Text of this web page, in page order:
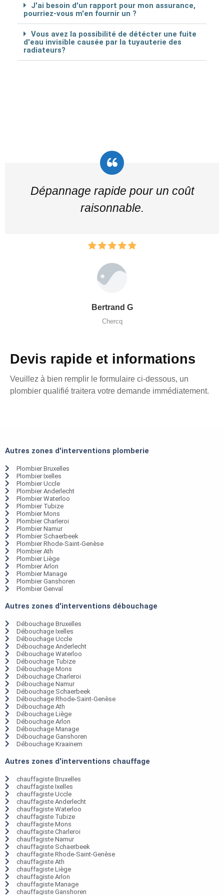
J'ai besoin d'un rapport pour mon assurance,
pourriez-vous m'en fournir un ?
Vous avez la possibilité de détécter une fuite
d'eau invisible causée par la tuyauterie des
radiateurs?
Dépannage rapide pour un coût
raisonnable.
Bertrand G
Chercq
Devis rapide et informations
Veuillez à bien remplir le formulaire ci-dessous, un
plombier qualifié traitera votre demande immédiatement.
Autres zones d'interventions plomberie
Plombier Bruxelles
Plombier Ixelles
Plombier Uccle
Plombier Anderlecht
Plombier Waterloo
Plombier Tubize
Plombier Mons
Plombier Charleroi
Plombier Namur
Plombier Schaerbeek
Plombier Rhode-Saint-Genèse
Plombier Ath
Plombier Liège
Plombier Arlon
Plombier Manage
Plombier Ganshoren
Plombier Genval
Autres zones d'interventions débouchage
Débouchage Bruxelles
Débouchage Ixelles
Débouchage Uccle
Débouchage Anderlecht
Débouchage Waterloo
Débouchage Tubize
Débouchage Mons
Débouchage Charleroi
Débouchage Namur
Débouchage Schaerbeek
Débouchage Rhode-Saint-Genèse
Débouchage Ath
Débouchage Liège
Débouchage Arlon
Débouchage Manage
Débouchage Ganshoren
Débouchage Kraainem
Autres zones d'interventions chauffage
chauffagiste Bruxelles
chauffagiste Ixelles
chauffagiste Uccle
chauffagiste Anderlecht
chauffagiste Waterloo
chauffagiste Tubize
chauffagiste Mons
chauffagiste Charleroi
chauffagiste Namur
chauffagiste Schaerbeek
chauffagiste Rhode-Saint-Genèse
chauffagiste Ath
chauffagiste Liège
chauffagiste Arlon
chauffagiste Manage
chauffagiste Ganshoren